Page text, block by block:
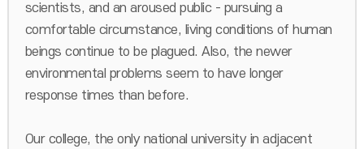
scientists, and an aroused public - pursuing a
comfortable circumstance, living conditions of human
beings continue to be plagued. Also, the newer
environmental problems seem to have longer
response times than before.
Our college, the only national university in adjacent